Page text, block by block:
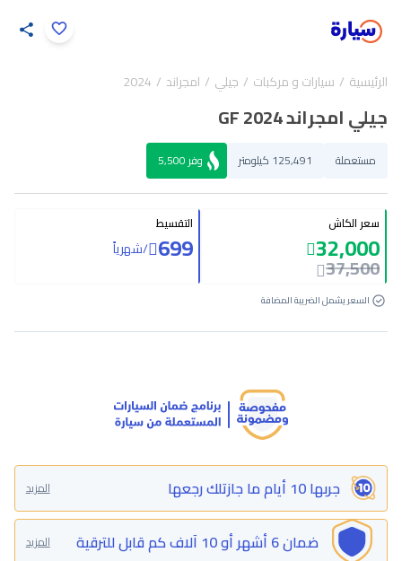
الرئيسية سيارات و مركبات جيلي امجراند 2024
جيلي امجراند GF 2024
مستعملة 125,491 كيلومتر وفر5,500
سعر الكاش
32,000
37,500
التقسيط
699
/شهرياً
السعر يشمل الضريبة المضافة
جربها 10 أيام ما جازتلك رجعها المزيد
ضمان 6 أشهر أو 10 آلاف كم قابل للترقية المزيد